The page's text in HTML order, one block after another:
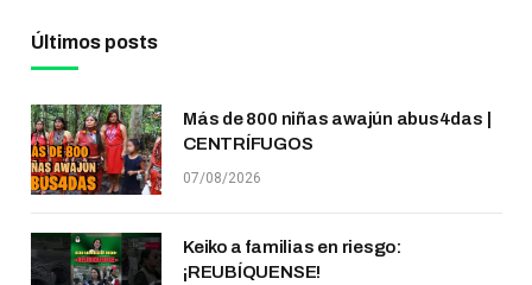
Últimos posts
Más de 800 niñas awajún abus4das |
CENTRÍFUGOS
07/08/2026
Keiko a familias en riesgo:
¡REUBÍQUENSE!